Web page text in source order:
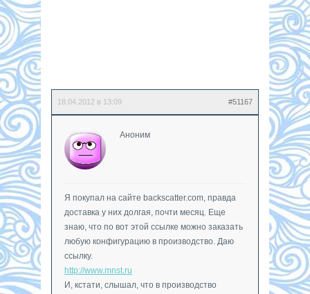
18.04.2012 в 13:09 #51167
Аноним
Я покупал на сайте backscatter.com, правда
доставка у них долгая, почти месяц. Еще
знаю, что по вот этой ссылке можно заказать
любую конфигурацию в производство. Даю
ссылку.
http://www.mnst.ru
И, кстати, слышал, что в производство